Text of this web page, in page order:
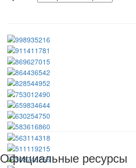
Официальные ресурсы